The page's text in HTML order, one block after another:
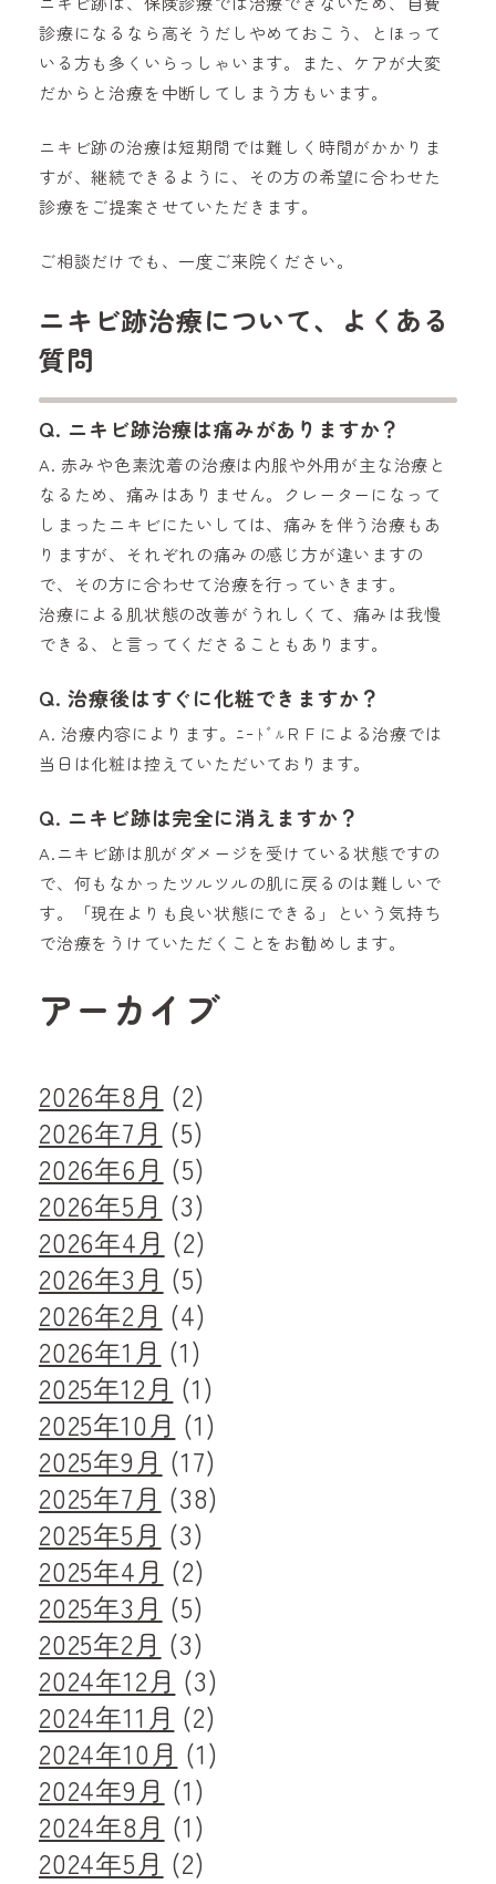
診療になるなら高そうだしやめておこう、とほって
いる方も多くいらっしゃいます。また、ケアが大変
だからと治療を中断してしまう方もいます。
ニキビ跡の治療は短期間では難しく時間がかかりま
すが、継続できるように、その方の希望に合わせた
診療をご提案させていただきます。
ご相談だけでも、一度ご来院ください。
ニキビ跡治療について、よくある
質問
Q. ニキビ跡治療は痛みがありますか？
A. 赤みや色素沈着の治療は内服や外用が主な治療と
なるため、痛みはありません。クレーターになって
しまったニキビにたいしては、痛みを伴う治療もあ
りますが、それぞれの痛みの感じ方が違いますの
で、その方に合わせて治療を行っていきます。
治療による肌状態の改善がうれしくて、痛みは我慢
できる、と言ってくださることもあります。
Q. 治療後はすぐに化粧できますか？
A. 治療内容によります。ﾆｰﾄﾞﾙＲＦによる治療では
当日は化粧は控えていただいております。
Q. ニキビ跡は完全に消えますか？
A.ニキビ跡は肌がダメージを受けている状態ですの
で、何もなかったツルツルの肌に戻るのは難しいで
す。「現在よりも良い状態にできる」という気持ち
で治療をうけていただくことをお勧めします。
アーカイブ
2026年8月 (2)
2026年7月 (5)
2026年6月 (5)
2026年5月 (3)
2026年4月 (2)
2026年3月 (5)
2026年2月 (4)
2026年1月 (1)
2025年12月 (1)
2025年10月 (1)
2025年9月 (17)
2025年7月 (38)
2025年5月 (3)
2025年4月 (2)
2025年3月 (5)
2025年2月 (3)
2024年12月 (3)
2024年11月 (2)
2024年10月 (1)
2024年9月 (1)
2024年8月 (1)
2024年5月 (2)